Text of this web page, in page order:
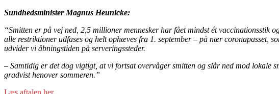
Sundhedsminister Magnus Heunicke:
“Smitten er på vej ned, 2,5 millioner mennesker har fået mindst ét
alle restriktioner udfases og helt ophæves fra 1. september – på nær coronapasset,
udvider vi åbningstiden på serveringssteder.
– Samtidig er det dog vigtigt, at vi fortsat overvåger smitten og slår ned mod lokale
gradvist henover sommeren.”
Læs aftalen her